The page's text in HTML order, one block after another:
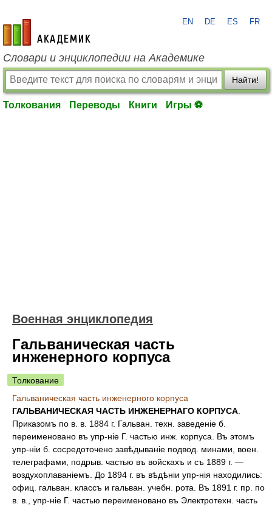
academic.ru
EN DE ES FR
Словари и энциклопедии на Академике
Найти!
Толкования Переводы Книги Игры ⚽
Военная энциклопедия
Гальваническая часть
инженерного корпуса
Толкование
Гальваническая часть инженерного корпуса
ГАЛЬВАНИЧЕСКАЯ ЧАСТЬ ИНЖЕНЕРНАГО КОРПУСА
Приказомъ по в. в. 1884 г. Гальван. техн. заведеніе б.
переименовано въ упр-ніе Г. частью инж. корпуса. Въ этомъ
упр-ніи б. сосредоточено завѣдываніе подвод. минами, воен.
телеграфами, подрыв. частью въ войскахъ и съ 1889 г. —
воздухоплаваніемъ. До 1894 г. въ вѣдѣніи упр-нія находились:
офиц. гальван. классъ и гальван. учебн. рота. Въ 1891 г. пр. по
в. в., упр-ніе Г. частью переименовано въ Электротехн. часть